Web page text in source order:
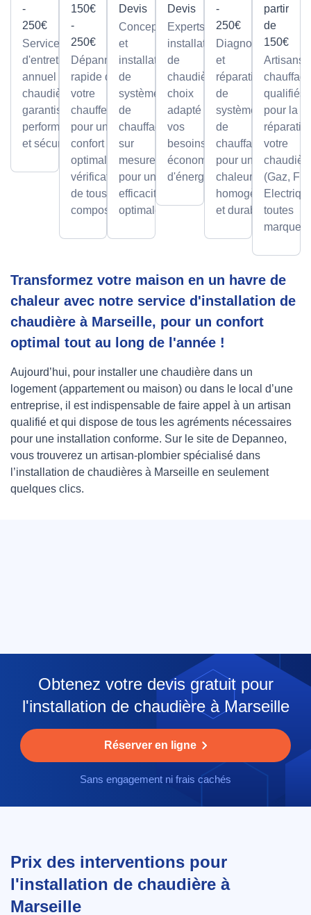
-
250€
Service
d'entretien
annuel pour
chaudières,
garantissant
performance
et sécurité.
150€
-
250€
Dépannage
rapide de
votre
chauffe-eau
pour un
confort
optimal avec
vérification
de tous les
composants.
Devis
Conception
et
installation
de
systèmes
de
chauffage
sur
mesure,
pour une
efficacité
optimale.
Devis
Experts en
installation
de
chaudières,
choix
adapté à
vos
besoins et
économies
d'énergie.
-
250€
Diagnostic
et
réparation
de
systèmes
de
chauffage
pour une
chaleur
homogène
et durable.
partir
de
150€
Artisans
qualifiés
pour la
votre
(Gaz,
toutes
marques.
Transformez votre maison en un havre de
chaleur avec notre service d'installation de
chaudière à Marseille, pour un confort
optimal tout au long de l'année !
Aujourd’hui, pour installer une chaudière dans un
logement (appartement ou maison) ou dans le local d’une
entreprise, il est indispensable de faire appel à un artisan
qualifié et qui dispose de tous les agréments nécessaires
pour une installation conforme. Sur le site de Depanneo,
vous trouverez un artisan-plombier spécialisé dans
l’installation de chaudières à Marseille en seulement
quelques clics.
Obtenez votre devis gratuit pour
l'installation de chaudière à Marseille
Réserver en ligne
Sans engagement ni frais cachés
Prix des interventions pour
l'installation de chaudière à
Marseille